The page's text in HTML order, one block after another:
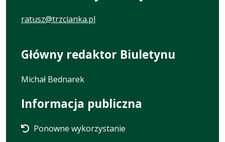
ratusz@trzcianka.pl
Główny redaktor Biuletynu
Michał Bednarek
Informacja publiczna
Ponowne wykorzystanie